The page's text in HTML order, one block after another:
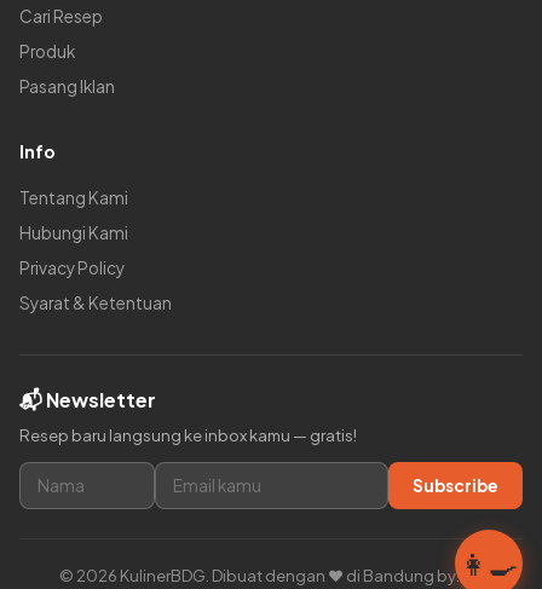
Cari Resep
Produk
Pasang Iklan
Info
Tentang Kami
Hubungi Kami
Privacy Policy
Syarat & Ketentuan
📬 Newsletter
Resep baru langsung ke inbox kamu — gratis!
Subscribe
© 2026 KulinerBDG. Dibuat dengan ❤️ di Bandung by:ars👩‍🍳